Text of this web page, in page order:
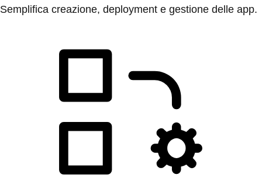
Semplifica creazione, deployment e gestione delle app.